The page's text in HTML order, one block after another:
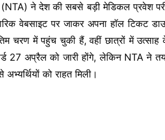
(NTA) ने देश की सबसे बड़ी मेडिकल प्रवेश
वेबसाइट पर जाकर अपना हॉल टिकट
चरण में पहुंच चुकी हैं, वहीं छात्रों में
27 अप्रैल को जारी होंगे, लेकिन NTA
को राहत मिली।